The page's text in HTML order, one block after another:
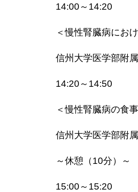
14:00～14:20
＜慢性腎臓病にお
信州大学医学部
14:20～14:50
＜慢性腎臓病の食
信州大学医学部
～休憩（10分）～
15:00～15:20